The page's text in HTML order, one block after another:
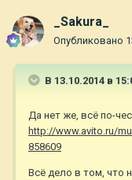
_Sakura_
Опубликовано
В 13.10.2014 в
Да нет же, всё по-
http://www.avito.ru/
858609
Всё дело в том, что